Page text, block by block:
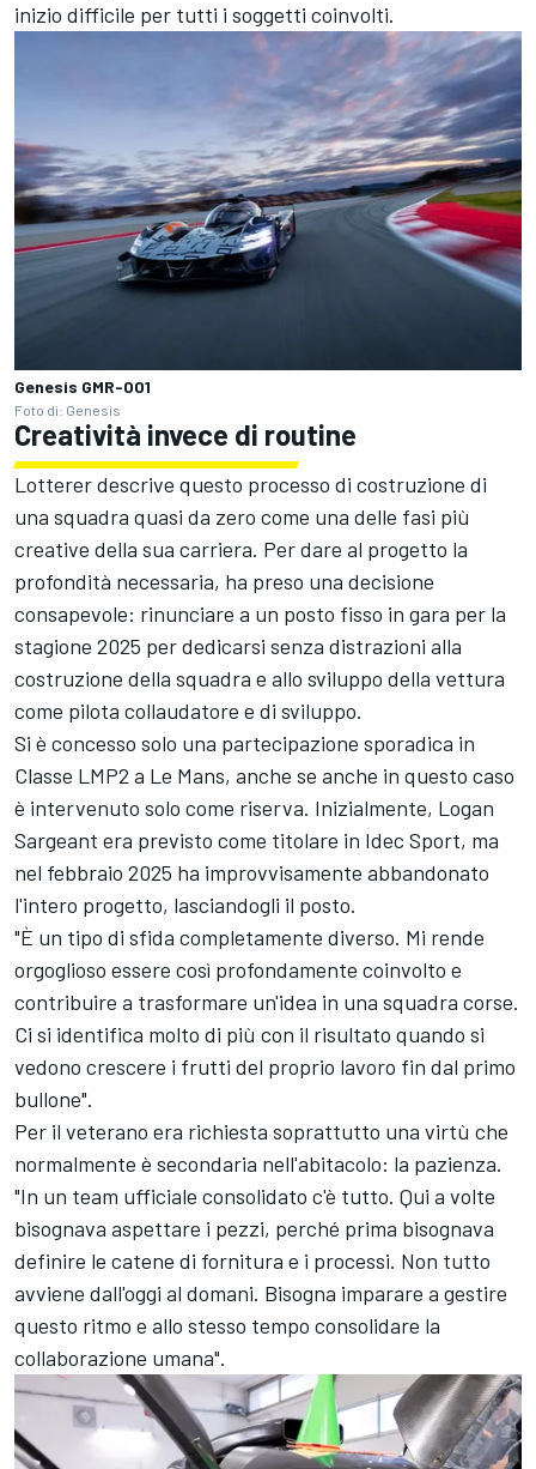
inizio difficile per tutti i soggetti coinvolti.
Genesis GMR-001
Foto di: Genesis
Creatività invece di routine
Lotterer descrive questo processo di costruzione di
una squadra quasi da zero come una delle fasi più
creative della sua carriera. Per dare al progetto la
profondità necessaria, ha preso una decisione
consapevole: rinunciare a un posto fisso in gara per la
stagione 2025 per dedicarsi senza distrazioni alla
costruzione della squadra e allo sviluppo della vettura
come pilota collaudatore e di sviluppo.
Si è concesso solo una partecipazione sporadica in
Classe LMP2 a Le Mans, anche se anche in questo caso
è intervenuto solo come riserva. Inizialmente, Logan
Sargeant era previsto come titolare in Idec Sport, ma
nel febbraio 2025 ha improvvisamente abbandonato
l'intero progetto, lasciandogli il posto.
"È un tipo di sfida completamente diverso. Mi rende
orgoglioso essere così profondamente coinvolto e
contribuire a trasformare un'idea in una squadra corse.
Ci si identifica molto di più con il risultato quando si
vedono crescere i frutti del proprio lavoro fin dal primo
bullone".
Per il veterano era richiesta soprattutto una virtù che
normalmente è secondaria nell'abitacolo: la pazienza.
"In un team ufficiale consolidato c'è tutto. Qui a volte
bisognava aspettare i pezzi, perché prima bisognava
definire le catene di fornitura e i processi. Non tutto
avviene dall'oggi al domani. Bisogna imparare a gestire
questo ritmo e allo stesso tempo consolidare la
collaborazione umana".